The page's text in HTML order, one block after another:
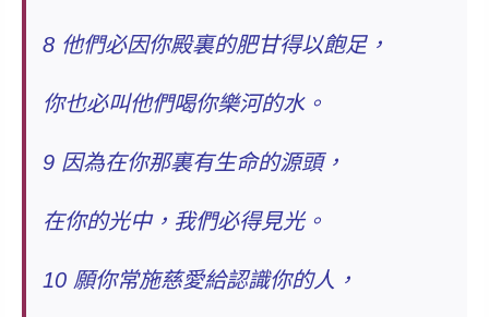
8 他們必因你殿裏的肥甘得以飽足，
你也必叫他們喝你樂河的水。
9 因為在你那裏有生命的源頭，
在你的光中，我們必得見光。
10 願你常施慈愛給認識你的人，